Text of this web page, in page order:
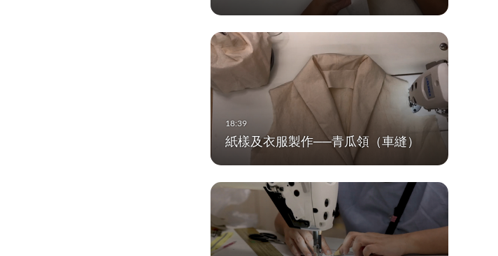
紙樣及衣服製作──青瓜領（車縫）